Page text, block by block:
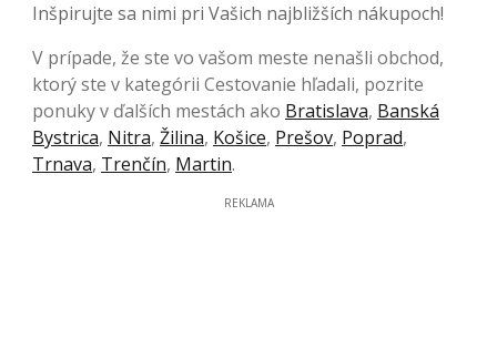
Inšpirujte sa nimi pri Vašich najbližších nákupoch!
V prípade, že ste vo vašom meste nenašli obchod,
ktorý ste v kategórii Cestovanie hľadali, pozrite
ponuky v ďalších mestách ako Bratislava, Banská
Bystrica, Nitra, Žilina, Košice, Prešov, Poprad,
Trnava, Trenčín, Martin.
REKLAMA